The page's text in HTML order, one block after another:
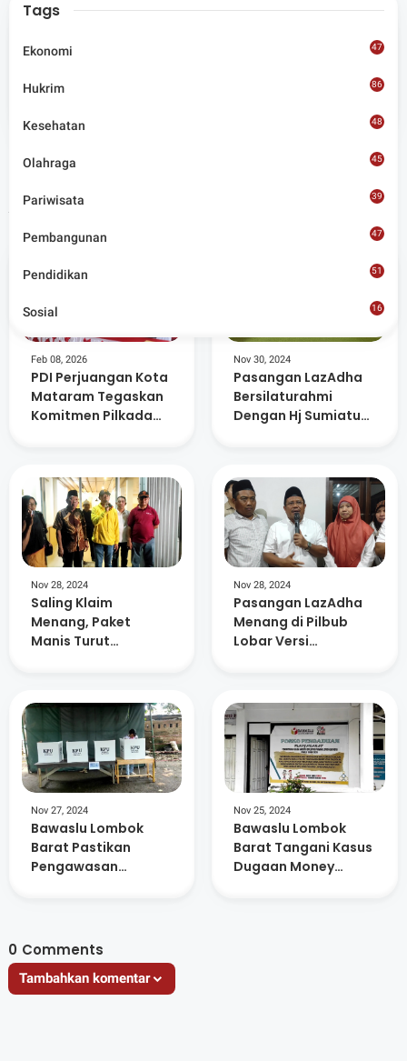
merangkum ragam peristiwa pendidikan, sosial,
Artikel Terkait
Feb 08, 2026
PDI Perjuangan Kota
Mataram Tegaskan
Komitmen Pilkada
Nov 30, 2024
Pasangan LazAdha
Bersilaturahmi
Dengan Hj Sumiatun,
Nov 28, 2024
Saling Klaim
Menang, Paket
Manis Turut
Pilkada Lobar
Nov 28, 2024
Pasangan LazAdha
Menang di Pilbub
Lobar Versi
Syukur
Nov 27, 2024
Bawaslu Lombok
Barat Pastikan
Pengawasan
Nov 25, 2024
Bawaslu Lombok
Barat Tangani Kasus
Dugaan Money
0 Comments
Tambahkan komentar
Tags
Ekonomi 47
Hukrim 86
Kesehatan 48
Olahraga 45
Pariwisata 39
Pembangunan 47
Pendidikan 51
Sosial
16